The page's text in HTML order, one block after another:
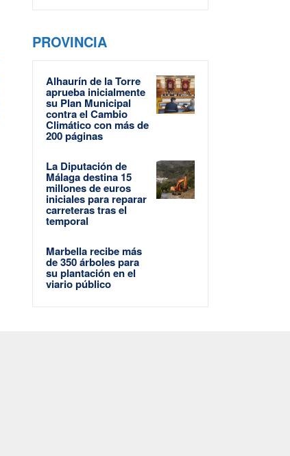
PROVINCIA
Alhaurín de la Torre
aprueba inicialmente
su Plan Municipal
contra el Cambio
Climático con más de
200 páginas
La Diputación de
Málaga destina 15
millones de euros
iniciales para reparar
carreteras tras el
temporal
Marbella recibe más
de 350 árboles para
su plantación en el
viario público